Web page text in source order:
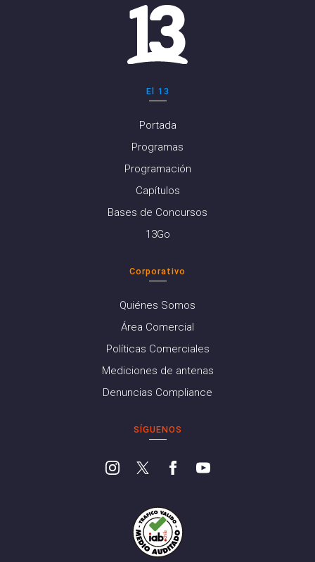
El 13
Portada
Programas
Programación
Capítulos
Bases de Concursos
13Go
Corporativo
Quiénes Somos
Área Comercial
Políticas Comerciales
Mediciones de antenas
Denuncias Compliance
SÍGUENOS